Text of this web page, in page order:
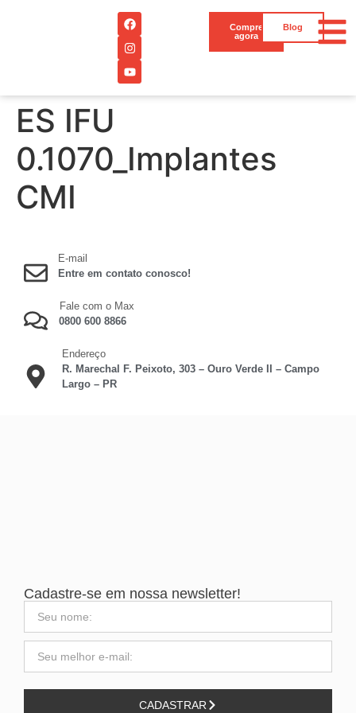
Compre
agora
Blog
ES IFU
0.1070_Implantes
CMI
E-mail
Entre em contato conosco!
Fale com o Max
0800 600 8866
Endereço
R. Marechal F. Peixoto, 303 – Ouro Verde II – Campo
Largo – PR
Cadastre-se em nossa newsletter!
CADASTRAR